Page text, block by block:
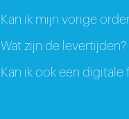
Kan ik mijn vorige
Wat zijn de levertijden?
Kan ik ook een